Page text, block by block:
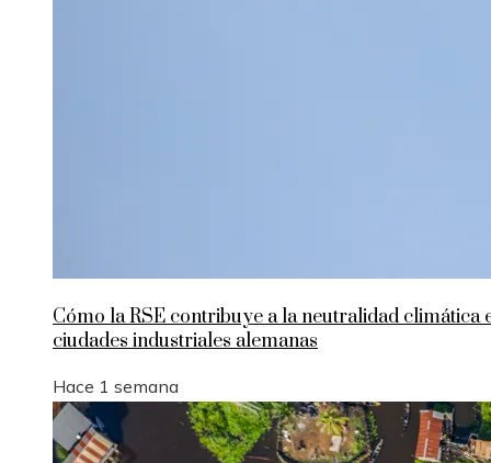
Cómo la RSE contribuye a la neutralidad climática
ciudades industriales alemanas
Hace 1 semana